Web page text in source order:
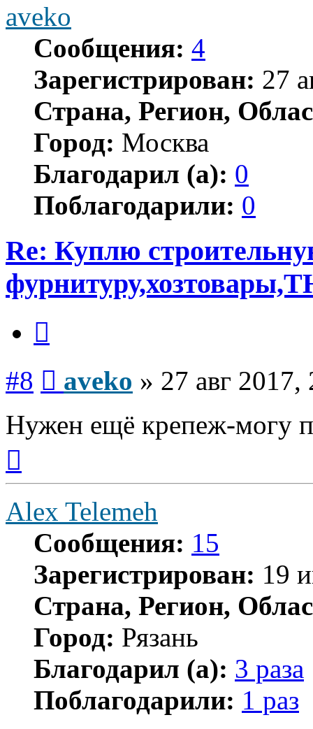
aveko
Сообщения: 4
Зарегистрирован: 27
Страна, Регион,
Город: Москва
Благодарил (а): 0
Поблагодарили: 0
Re: Куплю
#8 aveko » 27 авг 2017,
Нужен ещё крепеж-могу
началу
Alex Telemeh
Сообщения: 15
Зарегистрирован: 19
Страна, Регион,
Город: Рязань
Благодарил (а): 3 раза
Поблагодарили: 1 раз